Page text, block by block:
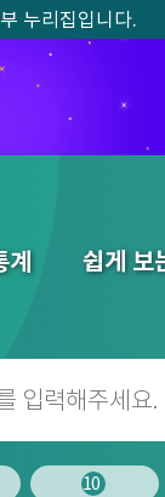
누리집입니다.
계 쉽게 보
10